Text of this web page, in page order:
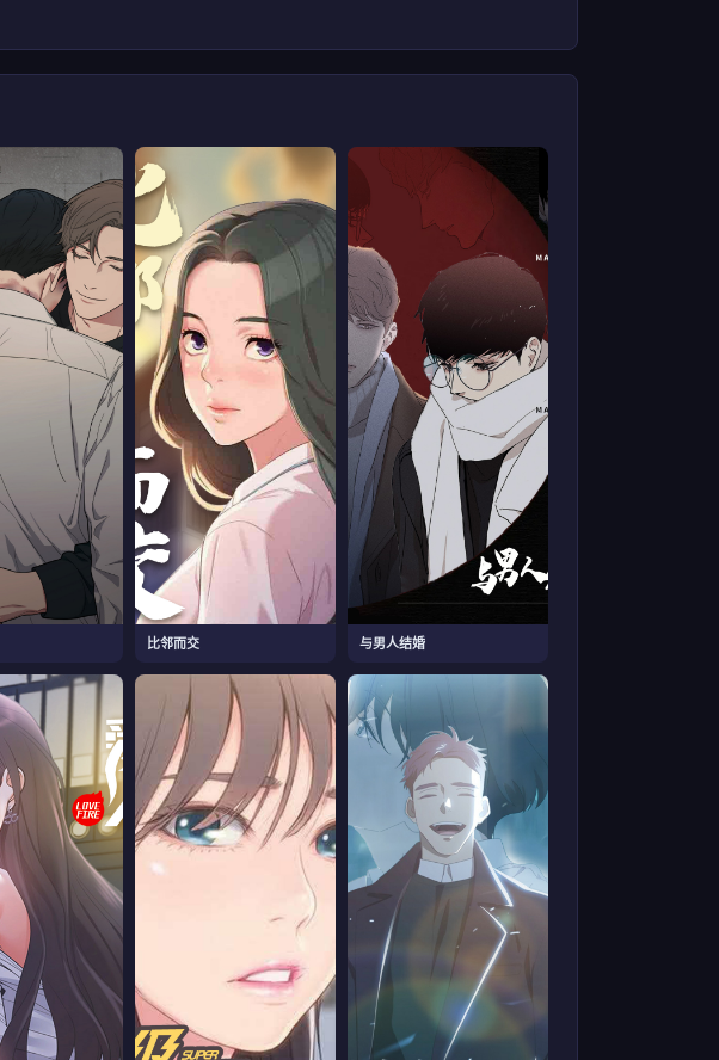
比邻而交 与男人结婚